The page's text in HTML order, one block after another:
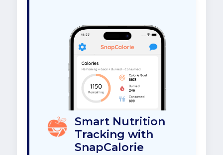
Smart Nutrition
Tracking with
SnapCalorie